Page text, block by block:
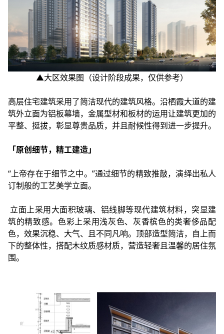
▲大区效果图（设计阶段成果，仅供参考）
高层住宅建筑采用了简洁现代的建筑风格。沿栖霞大道的建
筑外立面为铝板幕墙，金属型材和板材的运用让建筑更加的
平整、挺拔，彰显尊贵品质，并且耐候性得到进一步提升。
「原创细节，精工建造」
“上帝存在于细节之中。”通过细节的精致推敲，演绎出私人
订制般的工艺美学立面。
立面上采用大面积玻璃、铝线脚等现代建筑材料，突显建
筑的精致感。色彩上采用浅灰色、灰香槟色的类奢侈品配
色，效果沉稳、大气、且不同凡响。顶部造型简洁，自上而
下的整体性，搭配木纹质感材质，营造轻奢且温馨的居住氛
围。